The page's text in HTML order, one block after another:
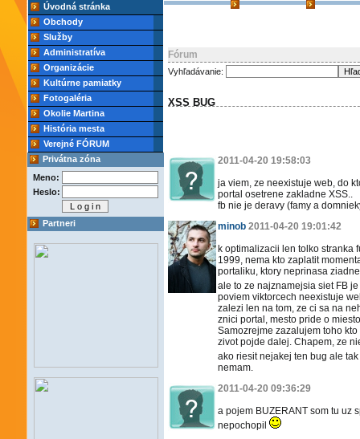
Úvodná stránka
Obchody
Služby
Administratíva
Organizácie
Kultúrne pamiatky
Fotogaléria
Okolie Martina
História mesta
Verejné FÓRUM
Privátna zóna
Meno:
Heslo:
Partneri
Fórum
Vyhľadávanie:
XSS BUG
2011-04-20 19:58:03
ja viem, ze neexistuje web, do
portal osetrene zakladne XSS..
fb nie je deravy (famy a
minob 2011-04-20 19:01:42
k optimalizacii len tolko stranka
1999, nema kto zaplatit
portaliku, ktory neprinasa
ale to ze najznamejsia siet FB
poviem viktorcech neexistuje
zalezi len na tom, ze ci sa na
znici portal, mesto pride o
Samozrejme zazalujem toho
zivot pojde dalej. Chapem, ze
ako riesit nejakej ten bug ale
nemam.
2011-04-20 09:36:29
a pojem BUZERANT som tu uz
nepochopil